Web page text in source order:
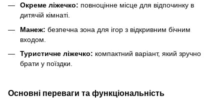
Окреме ліжечко: повноцінне місце для відпочинку в
дитячій кімнаті.
Манеж: безпечна зона для ігор з відкривним бічним
входом.
Туристичне ліжечко: компактний варіант, який зручно
брати у поїздки.
Основні переваги та функціональність